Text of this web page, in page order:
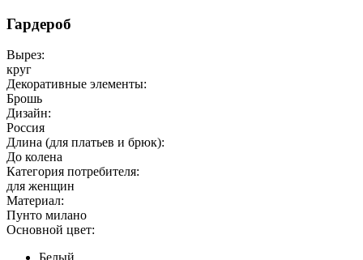
Гардероб
Вырез:
круг
Декоративные элементы:
Брошь
Дизайн:
Россия
Длина (для платьев и брюк):
До колена
Категория потребителя:
для женщин
Материал:
Пунто милано
Основной цвет: